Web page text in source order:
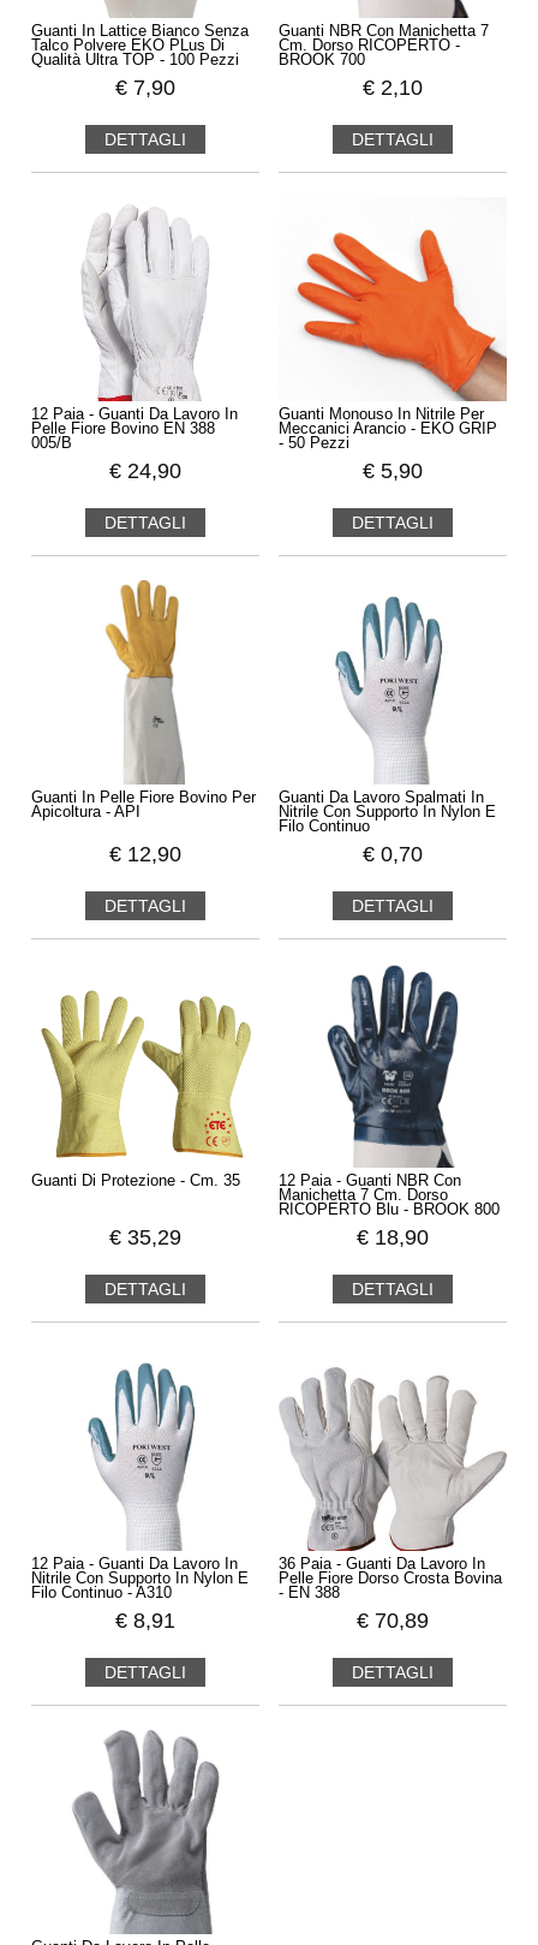
Guanti In Lattice Bianco Senza
Talco Polvere EKO PLus Di
Qualità Ultra TOP - 100 Pezzi
€ 7,90
DETTAGLI
Guanti NBR Con Manichetta 7
Cm. Dorso RICOPERTO -
BROOK 700
€ 2,10
DETTAGLI
12 Paia - Guanti Da Lavoro In
Pelle Fiore Bovino EN 388
005/B
€ 24,90
DETTAGLI
Guanti Monouso In Nitrile Per
Meccanici Arancio - EKO GRIP
- 50 Pezzi
€ 5,90
DETTAGLI
Guanti In Pelle Fiore Bovino Per
Apicoltura - API
€ 12,90
DETTAGLI
Guanti Da Lavoro Spalmati In
Nitrile Con Supporto In Nylon E
Filo Continuo
€ 0,70
DETTAGLI
Guanti Di Protezione - Cm. 35
€ 35,29
DETTAGLI
12 Paia - Guanti NBR Con
Manichetta 7 Cm. Dorso
RICOPERTO Blu - BROOK 800
€ 18,90
DETTAGLI
12 Paia - Guanti Da Lavoro In
Nitrile Con Supporto In Nylon E
Filo Continuo - A310
€ 8,91
DETTAGLI
36 Paia - Guanti Da Lavoro In
Pelle Fiore Dorso Crosta Bovina
- EN 388
€ 70,89
DETTAGLI